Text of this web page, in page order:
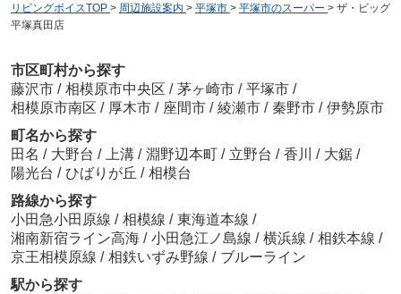
リビングボイスTOP > 周辺施設案内 > 平塚市 > 平塚市のスーパー > ザ・ビッグ
平塚真田店
市区町村から探す
藤沢市 / 相模原市中央区 / 茅ヶ崎市 / 平塚市 /
相模原市南区 / 厚木市 / 座間市 / 綾瀬市 / 秦野市 / 伊勢原市
町名から探す
田名 / 大野台 / 上溝 / 淵野辺本町 / 立野台 / 香川 / 大鋸 /
陽光台 / ひばりが丘 / 相模台
路線から探す
小田急小田原線 / 相模線 / 東海道本線 /
湘南新宿ライン高海 / 小田急江ノ島線 / 横浜線 / 相鉄本線 /
京王相模原線 / 相鉄いずみ野線 / ブルーライン
駅から探す